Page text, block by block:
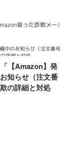
「【Amazon】発
知らせ（注文番
の詳細と対処